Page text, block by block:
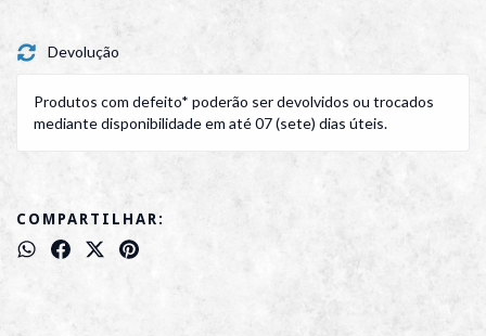
Devolução
Produtos com defeito* poderão ser devolvidos ou trocados
mediante disponibilidade em até 07 (sete) dias úteis.
COMPARTILHAR: